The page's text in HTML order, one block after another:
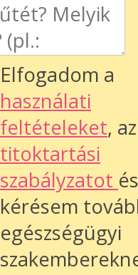
Elfogadom a
használati
feltételeket, az
titoktartási
szabályzatot és
kérésem
egészségügyi